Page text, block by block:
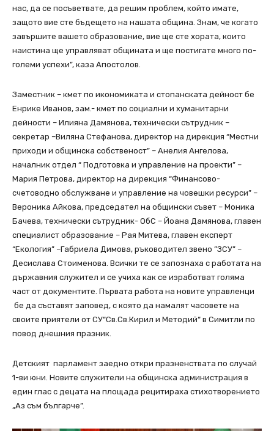
нас, да се посъветвате, да решим проблем, който имате,
защото вие сте бъдещето на нашата община. Знам, че когато
завършите вашето образование, вие ще сте хората, които
наистина ще управляват общината и ще постигате много по-
големи успехи”, каза Апостолов.
Заместник – кмет по икономиката и стопанската дейност бе
Енрике Иванов, зам.- кмет по социални и хуманитарни
дейности – Илияна Дамянова, технически сътрудник –
секретар –Виляна Стефанова, директор на дирекция “Местни
приходи и общинска собственост” – Анелия Ангелова,
началник отдел “ Подготовка и управление на проекти” –
Мария Петрова, директор на дирекция “Финансово-
счетоводно обслужване и управление на човешки ресурси” –
Вероника Айкова, председател на общински съвет – Моника
Бачева, технически сътрудник- ОбС – Йоана Дамянова, главен
специалист образование – Рая Митева, главен експерт
“Екология” –Габриела Димова, ръководител звено ”ЗСУ” –
Десислава Стоименова. Всички те се запознаха с работата на
държавния служител и се учиха как се изработват голяма
част от документите. Първата работа на новите управленци
бе да съставят заповед, с която да намалят часовете на
своите приятели от СУ“Св.Св.Кирил и Методий“ в Симитли по
повод днешния празник.
Детският парламент заедно откри празненствата по случай
1-ви юни. Новите служители на общинска администрация в
един глас с децата на площада рецитираха стихотворението
„Аз съм българче”.